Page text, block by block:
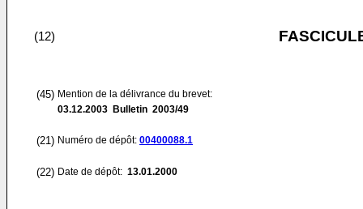
(12)
(45) Mention de la délivrance du brevet:
03.12.2003 Bulletin 2003/49
(21) Numéro de dépôt: 00400088.1
(22) Date de dépôt: 13.01.2000